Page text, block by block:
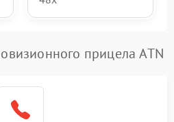
прицела ATN